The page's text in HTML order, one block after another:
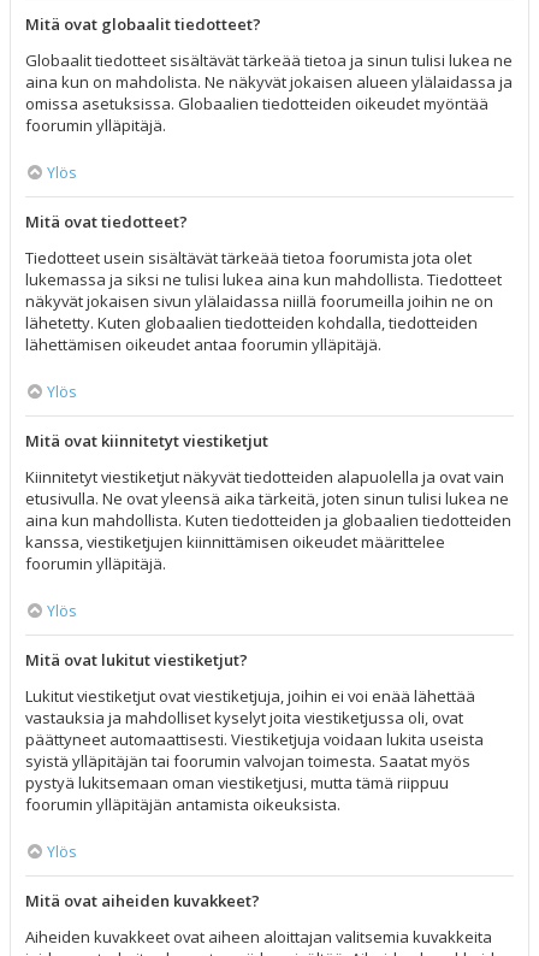
Mitä ovat globaalit tiedotteet?
Globaalit tiedotteet sisältävät tärkeää tietoa ja sinun tulisi lukea ne
aina kun on mahdolista. Ne näkyvät jokaisen alueen ylälaidassa ja
omissa asetuksissa. Globaalien tiedotteiden oikeudet myöntää
foorumin ylläpitäjä.
Ylös
Mitä ovat tiedotteet?
Tiedotteet usein sisältävät tärkeää tietoa foorumista jota olet
lukemassa ja siksi ne tulisi lukea aina kun mahdollista. Tiedotteet
näkyvät jokaisen sivun ylälaidassa niillä foorumeilla joihin ne on
lähetetty. Kuten globaalien tiedotteiden kohdalla, tiedotteiden
lähettämisen oikeudet antaa foorumin ylläpitäjä.
Ylös
Mitä ovat kiinnitetyt viestiketjut
Kiinnitetyt viestiketjut näkyvät tiedotteiden alapuolella ja ovat vain
etusivulla. Ne ovat yleensä aika tärkeitä, joten sinun tulisi lukea ne
aina kun mahdollista. Kuten tiedotteiden ja globaalien tiedotteiden
kanssa, viestiketjujen kiinnittämisen oikeudet määrittelee
foorumin ylläpitäjä.
Ylös
Mitä ovat lukitut viestiketjut?
Lukitut viestiketjut ovat viestiketjuja, joihin ei voi enää lähettää
vastauksia ja mahdolliset kyselyt joita viestiketjussa oli, ovat
päättyneet automaattisesti. Viestiketjuja voidaan lukita useista
syistä ylläpitäjän tai foorumin valvojan toimesta. Saatat myös
pystyä lukitsemaan oman viestiketjusi, mutta tämä riippuu
foorumin ylläpitäjän antamista oikeuksista.
Ylös
Mitä ovat aiheiden kuvakkeet?
Aiheiden kuvakkeet ovat aiheen aloittajan valitsemia kuvakkeita